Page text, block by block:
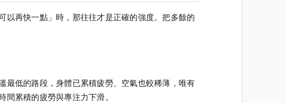
以再快一點」時，那往往才是正確的強度。把多餘的
最低的路段，身體已累積疲勞、空氣也較稀薄，唯有
累積的疲勞與專注力下滑。